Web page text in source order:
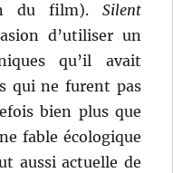
du film). Silent
d’utiliser un
qu’il avait
qui ne furent pas
bien plus que
fable écologique
aussi actuelle de